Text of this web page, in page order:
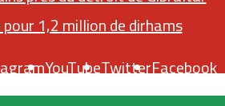
1,2 million de dirhams
YouTubeTwitterFacebook